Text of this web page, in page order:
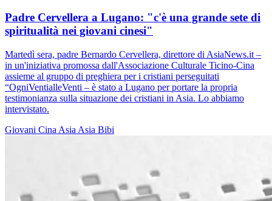
Padre Cervellera a Lugano: "c'è una grande sete di
spiritualità nei giovani cinesi"
Martedì sera, padre Bernardo Cervellera, direttore di AsiaNews.it –
in un'iniziativa promossa dall'Associazione Culturale Ticino-Cina
assieme al gruppo di preghiera per i cristiani perseguitati
“OgniVentialleVenti – è stato a Lugano per portare la propria
testimonianza sulla situazione dei cristiani in Asia. Lo abbiamo
intervistato.
Giovani Cina Asia Asia Bibi